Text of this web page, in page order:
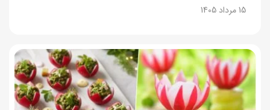
15 مرداد 1405
طرز تهیه پش ملبا (پیچ ملبا)؛ دسر کلاسیک هلو و بستنی
13 مرداد 1405